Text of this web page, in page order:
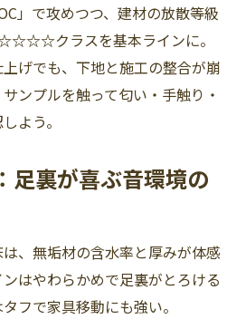
」で攻めつつ、建材の放散等級
クラスを基本ラインに。
げでも、下地と施工の整合が崩
ンプルを触って匂い・手触り・
よう。
足裏が喜ぶ音環境の
、無垢材の含水率と厚みが体感
はやわらかめで足裏がとろける
フで家具移動にも強い。